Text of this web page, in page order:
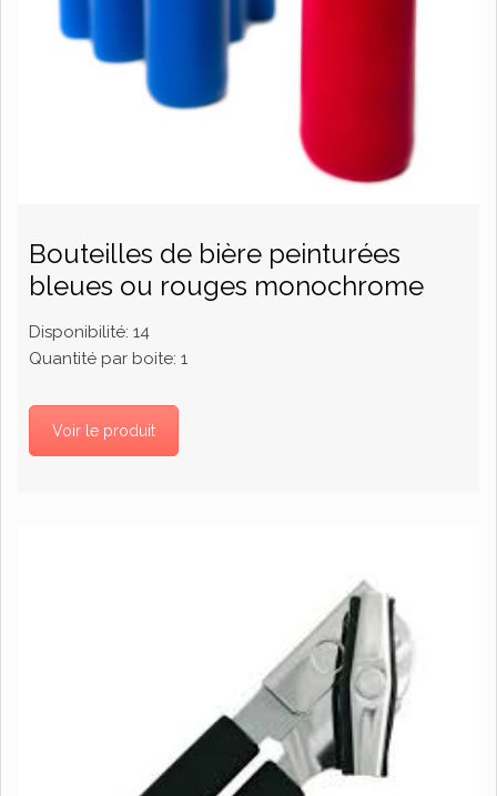
Bouteilles de bière peinturées
bleues ou rouges monochrome
Disponibilité: 14
Quantité par boite: 1
Voir le produit